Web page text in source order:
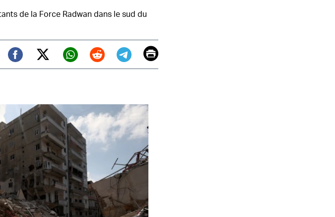
de la Force Radwan dans le sud du
Facebook
Twitter (X)
Whatsapp
RedditTelegram
EmailPrint